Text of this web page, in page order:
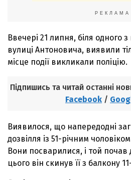
РЕКЛАМА
Ввечері 21 липня, біля одного з
вулиці Антоновича, виявили
місце події викликали поліцію.
Підпишись та читай останні
Facebook /
Виявилося, що напередодні
дозвілля із 51-річним
Вони посварилися, і той почав
цього він скинув її з балкону